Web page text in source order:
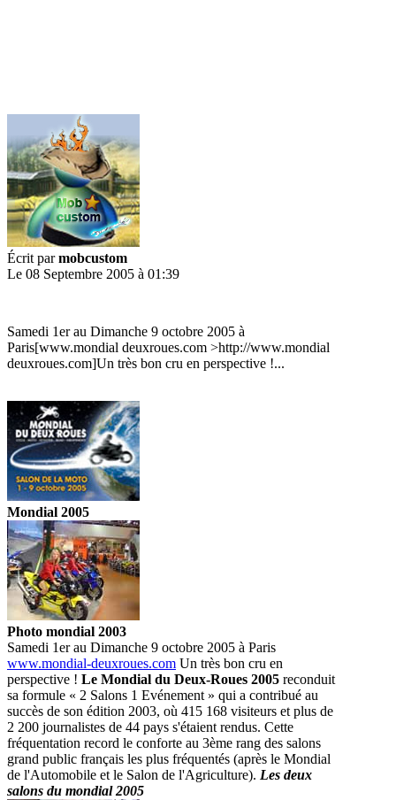
Écrit parmobcustom
Le 08 Septembre 2005 à 01:39
Samedi 1er au Dimanche 9 octobre 2005 à
Paris[www.mondial deuxroues.com >http://www.mondial
deuxroues.com]Un très bon cru en perspective !...
Mondial 2005
Photo mondial 2003
Samedi 1er au Dimanche 9 octobre 2005 à Paris
www.mondial-deuxroues.com Un très bon cru en
perspective ! Le Mondial du Deux-Roues 2005 reconduit
sa formule « 2 Salons 1 Evénement » qui a contribué au
succès de son édition 2003, où 415 168 visiteurs et plus de
2 200 journalistes de 44 pays s'étaient rendus. Cette
fréquentation record le conforte au 3ème rang des salons
grand public français les plus fréquentés (après le Mondial
de l'Automobile et le Salon de l'Agriculture). Les deux
salons du mondial 2005